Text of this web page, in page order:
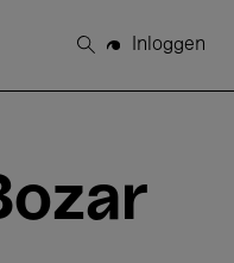
Zoeken
Inloggen